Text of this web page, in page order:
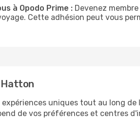
à Opodo Prime : Devenez
Cette adhésion peut vous
Hatton
expériences uniques tout au long
de vos préférences et centres